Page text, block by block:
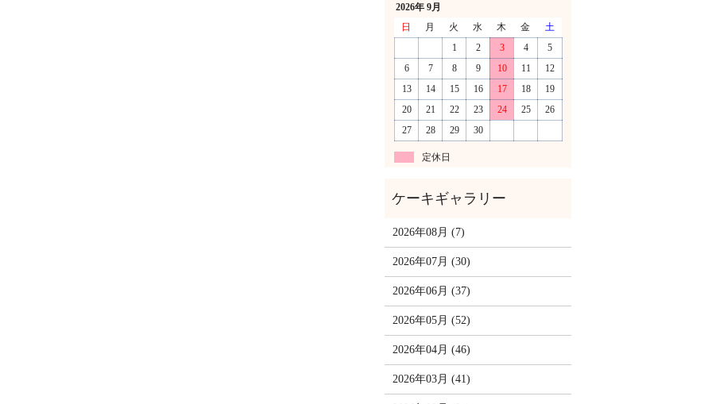
2026年 9月
日
月 火 水 木 金
土
1
2 3 4
5
6
7 8 9 10 11
12
13
14 15 16 17 18
19
20
21 22 23 24 25
26
27
28 29 30
定休日
2026年08月 (7)
2026年07月 (30)
2026年06月 (37)
2026年05月 (52)
2026年04月 (46)
2026年03月 (41)